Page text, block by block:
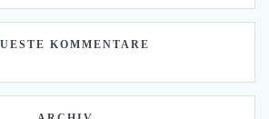
KOMMENTARE